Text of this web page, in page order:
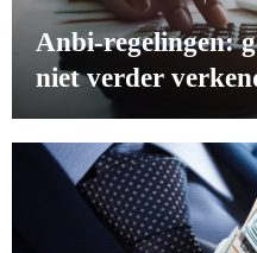
Anbi-regelingen:
niet verder